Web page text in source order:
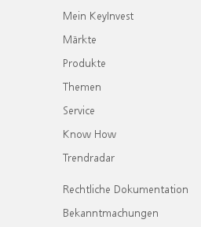
Mein KeyInvest
Märkte
Produkte
Themen
Service
Know How
Trendradar
Rechtliche Dokumentation
Bekanntmachungen